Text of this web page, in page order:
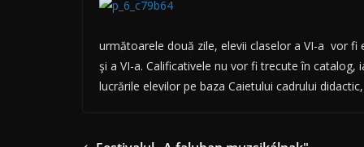
următoarele două zile, elevii claselor a VI-a vor fi
şi a VI-a. Calificativele nu vor fi trecute în
lucrările elevilor pe baza Caietului cadrului